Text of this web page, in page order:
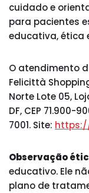
cuidado e
para pacientes
educativa, ética
O atendimento
Felicittà
Norte Lote 05,
DF, CEP 71.900-
7001. Site:
Observação
educativo. Ele
plano de